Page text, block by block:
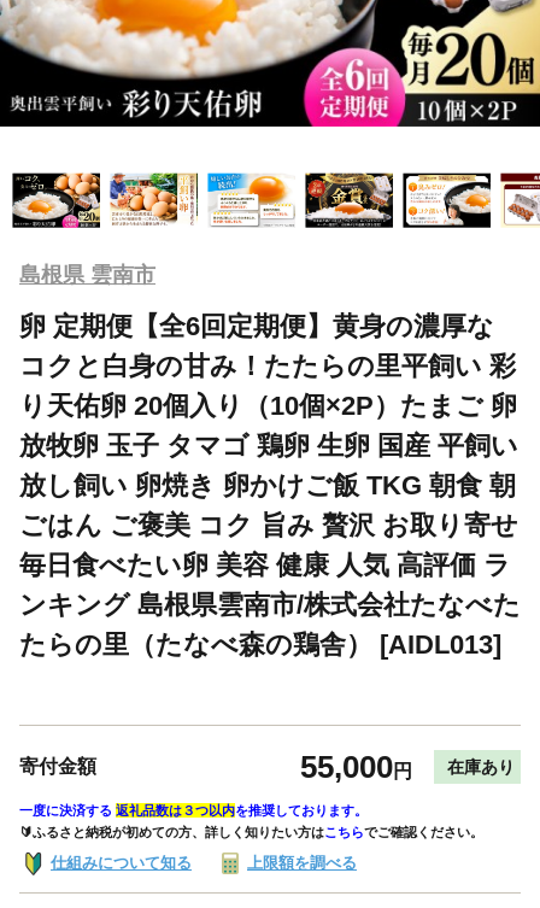
島根県 雲南市
卵 定期便【全6回定期便】黄身の濃厚な
コクと白身の甘み！たたらの里平飼い 彩
り天佑卵 20個入り（10個×2P）たまご 卵
放牧卵 玉子 タマゴ 鶏卵 生卵 国産 平飼い
放し飼い 卵焼き 卵かけご飯 TKG 朝食 朝
ごはん ご褒美 コク 旨み 贅沢 お取り寄せ
毎日食べたい卵 美容 健康 人気 高評価 ラ
ンキング 島根県雲南市/株式会社たなべた
たらの里（たなべ森の鶏舎） [AIDL013]
寄付金額 55,000円 在庫あり
一度に決済する 返礼品数は３つ以内を推奨しております。
🔰ふるさと納税が初めての方、詳しく知りたい方はこちらでご確認ください。
仕組みについて知る 上限額を調べる